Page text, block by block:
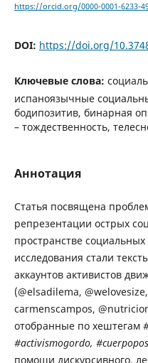
https://orcid.org/0000-0001-6233-
DOI: https://doi.org/
Ключевые слова:
испаноязычные
бодипозитив, бинарная
– тождественность,
Аннотация
Статья посвящена
репрезентации острых
пространстве
исследования стали
аккаунтов активистов
(@elsadilema,
carmenscampos,
отобранные по хештегам
#activismogordo,
помощи дискурсивного,